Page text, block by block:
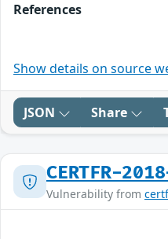
References
Show details on source
JSON Share
CERTFR-
Vulnerability from